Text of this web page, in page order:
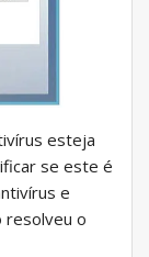
esteja
se este é
e
resolveu o